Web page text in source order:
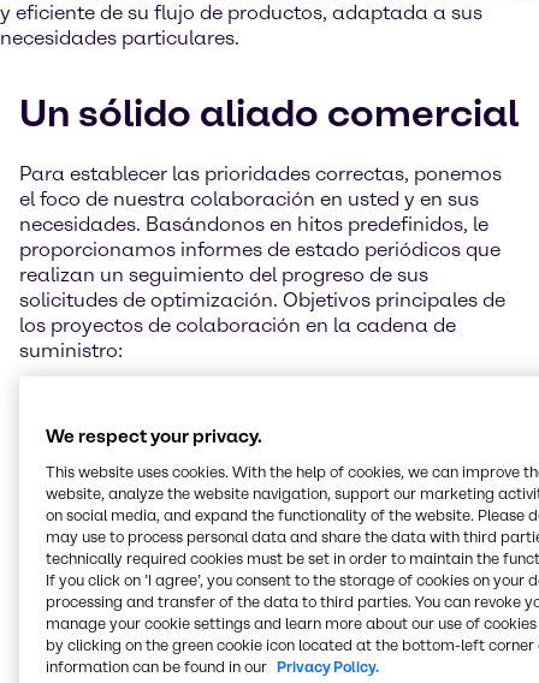
y eficiente de su flujo de productos, adaptada a sus
necesidades particulares.
Un sólido aliado comercial
Para establecer las prioridades correctas, ponemos
el foco de nuestra colaboración en usted y en sus
necesidades. Basándonos en hitos predefinidos, le
proporcionamos informes de estado periódicos que
realizan un seguimiento del progreso de sus
solicitudes de optimización. Objetivos principales de
los proyectos de colaboración en la cadena de
suministro:
Eliminar la complejidad
Añadir valor
Apuntar a segmentos
específicos
También nos complacerá ayudarle a enfocarse en
segmentos específicos de su cadena de suministro si
sus objetivos no se extienden a un programa de
We respect your privacy.
This website uses cookies. With the help of cookies, we can improve
website, analyze the website navigation, support our marketing
on social media, and expand the functionality of the website. Please
may use to process personal data and share the data with third
technically required cookies must be set in order to maintain the
If you click on ’I agree’, you consent to the storage of cookies on your
processing and transfer of the data to third parties. You can revoke
manage your cookie settings and learn more about our use of cookies
by clicking on the green cookie icon located at the bottom-left corner
information can be found in our Privacy Policy.